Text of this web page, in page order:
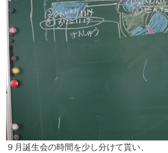
９月誕生会の時間を少し分けて貰い、